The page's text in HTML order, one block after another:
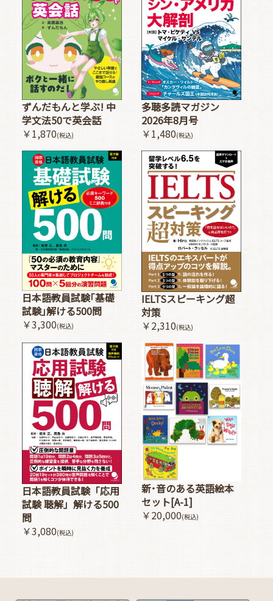
ずんだもんと学ぶ! 中
学文法50で英会話
￥1,870(税込)
多聴多読マガジン
2026年8月号
￥1,480(税込)
日本語教員試験｢基礎
試験｣解ける500問
￥3,300(税込)
IELTSスピーキング超
対策
￥2,310(税込)
日本語教員試験「応用
試験 聴解」解ける500
問
￥3,080(税込)
新･音のある英語絵本
セット[A-1]
￥20,000(税込)